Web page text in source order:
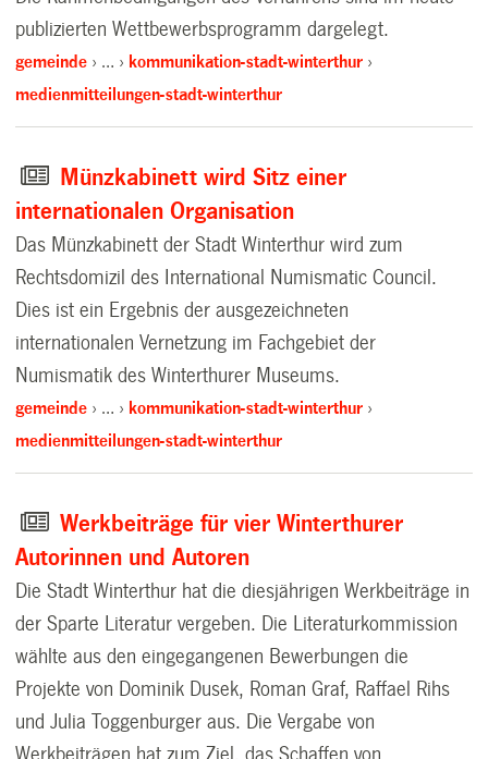
publizierten Wettbewerbsprogramm dargelegt.
gemeinde …
kommunikation-stadt-winterthur
medienmitteilungen-stadt-winterthur
Münzkabinett wird Sitz einer
internationalen Organisation
Das Münzkabinett der Stadt Winterthur wird zum
Rechtsdomizil des International Numismatic Council.
Dies ist ein Ergebnis der ausgezeichneten
internationalen Vernetzung im Fachgebiet der
Numismatik des Winterthurer Museums.
gemeinde …
kommunikation-stadt-winterthur
medienmitteilungen-stadt-winterthur
Werkbeiträge für vier Winterthurer
Autorinnen und Autoren
Die Stadt Winterthur hat die diesjährigen Werkbeiträge in
der Sparte Literatur vergeben. Die Literaturkommission
wählte aus den eingegangenen Bewerbungen die
Projekte von Dominik Dusek, Roman Graf, Raffael Rihs
und Julia Toggenburger aus. Die Vergabe von
Werkbeiträgen hat zum Ziel, das Schaffen von